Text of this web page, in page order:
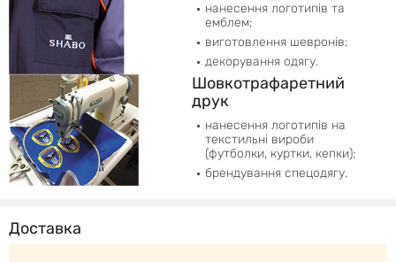
нанесення логотипів та
емблем;
виготовлення шевронів;
декорування одягу.
Шовкотрафаретний
друк
нанесення логотипів на
текстильні вироби
(футболки, куртки, кепки);
брендування спецодягу.
Доставка